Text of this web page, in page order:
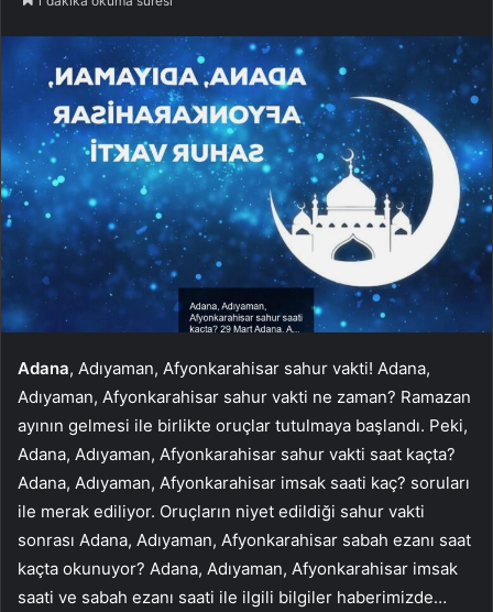
Adana, Adıyaman, Afyonkarahisar sahur vakti! Adana,
Adıyaman, Afyonkarahisar sahur vakti ne zaman? Ramazan
ayının gelmesi ile birlikte oruçlar tutulmaya başlandı. Peki,
Adana, Adıyaman, Afyonkarahisar sahur vakti saat kaçta?
Adana, Adıyaman, Afyonkarahisar imsak saati kaç? soruları
ile merak ediliyor. Oruçların niyet edildiği sahur vakti
sonrası Adana, Adıyaman, Afyonkarahisar sabah ezanı saat
kaçta okunuyor? Adana, Adıyaman, Afyonkarahisar imsak
saati ve sabah ezanı saati ile ilgili bilgiler haberimizde…